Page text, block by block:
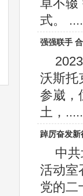
卓不辍
式。
强强联手
沃斯托
参崴，
土，
踔厉奋发
中
活动室
党的二